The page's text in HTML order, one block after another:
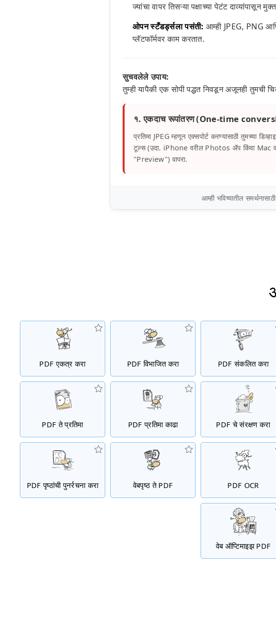
ज्यांचा वापर तिसऱ्या पक्षाच्या पेटंट दाव्यांपासून
ओपन स्टँडर्ड्सला पसंती: आम्ही JPEG, PNG
प्लॅटफॉर्मवर काम करतात.
सुचवलेले उपाय:
तुम्ही यापैकी एक सोपी पद्धत निवडून अजूनही तुमची
१. एकदाच रूपांतरण (One-time
प्रतिमा JPEG म्हणून एक्सपोर्ट करण्यासाठी तुमच्या
टूल्स (उदा. iPhone वरील Photos ॲप किंवा Mac
"Preview") वापरा.
आम्ही भविष्यातील
PDF एकत्र करा PDF विभाजित करा PDF संकलित करा
PDF ते प्रतिमा PDF प्रतिमा काढा PDF चे संरक्षण करा
PDF पृष्ठांची पुनर्रचना करा वेबपृष्ठ ते PDF PDF OCR
वेब ऑप्टिमाइझ PDF